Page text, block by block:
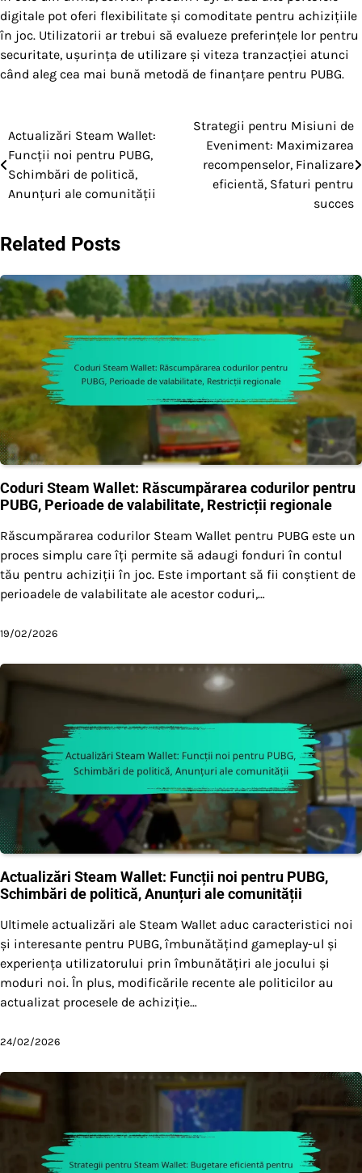
digitale pot oferi flexibilitate și comoditate pentru achizițiile
în joc. Utilizatorii ar trebui să evalueze preferințele lor pentru
securitate, ușurința de utilizare și viteza tranzacției atunci
când aleg cea mai bună metodă de finanțare pentru PUBG.
Post
navigation
Actualizări Steam Wallet:
Funcții noi pentru PUBG,
Schimbări de politică,
Anunțuri ale comunității
Strategii pentru Misiuni de
Eveniment: Maximizarea
recompenselor, Finalizare
eficientă, Sfaturi pentru
succes
Related Posts
Coduri Steam Wallet: Răscumpărarea codurilor pentru
PUBG, Perioade de valabilitate, Restricții regionale
Răscumpărarea codurilor Steam Wallet pentru PUBG este un
proces simplu care îți permite să adaugi fonduri în contul
tău pentru achiziții în joc. Este important să fii conștient de
perioadele de valabilitate ale acestor coduri,…
19/02/2026
Actualizări Steam Wallet: Funcții noi pentru PUBG,
Schimbări de politică, Anunțuri ale comunității
Ultimele actualizări ale Steam Wallet aduc caracteristici noi
și interesante pentru PUBG, îmbunătățind gameplay-ul și
experiența utilizatorului prin îmbunătățiri ale jocului și
moduri noi. În plus, modificările recente ale politicilor au
actualizat procesele de achiziție…
24/02/2026